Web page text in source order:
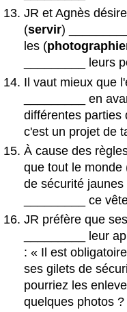
JR et Agnès
(servir)
les (
_________ leurs
Il vaut mieux que
_________ en
différentes parties
c'est un projet de
À cause des
que tout le monde
de sécurité jaunes
_________ ce
JR préfère que
_________ leur
: « Il est
ses gilets de
pourriez les
quelques photos ?